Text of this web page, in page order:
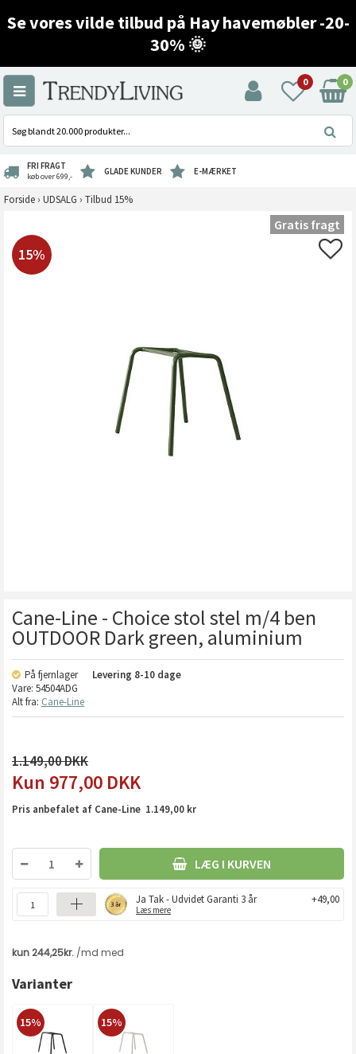
Se vores vilde tilbud på Hay havemøbler -20-
30% 🌞
0 0
FRI FRAGT
køb over 699,- GLADE KUNDER E-MÆRKET
Forside › UDSALG › Tilbud 15%
15%
Gratis fragt
Cane-Line - Choice stol stel m/4 ben
OUTDOOR Dark green, aluminium
På fjernlager Levering 8-10 dage
Vare: 54504ADG
Alt fra: Cane-Line
1.149,00
977,00 DKK
Pris anbefalet af Cane-Line 1.149,00 kr
LÆG I KURVEN
Ja Tak - Udvidet Garanti 3 år
Læs mere
+49,00
Varianter
15% 15%